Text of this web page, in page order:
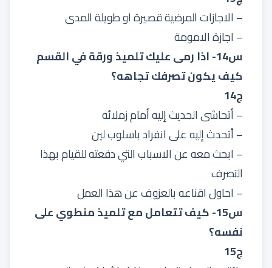
– الاجازات المرضية قصيرة او طويلة المدى
– اجازة الامومة
س14- اذا رمى عليك تلميذ ورقة في القسم
كيف يكون تصرفك تجاهه؟
ج14
– أتحاشى الحديث إليه أمام زملائه
– أتحدث إليه على انفراد باسلوب لين
– ابحث معه عن الاسباب التي دفعته للقيام بهذا
التصرف
– احاول اقناعه بالعزوف عن هذا العمل
س15- كيف تتعامل مع تلميذ منطوي على
نفسه؟
ج15